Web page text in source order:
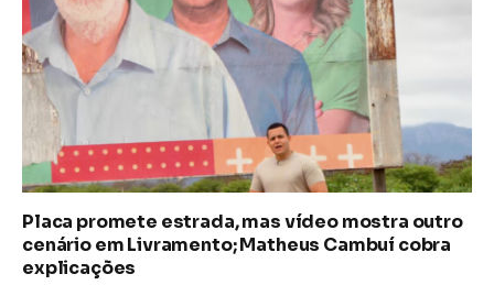
Placa promete estrada, mas vídeo mostra outro
cenário em Livramento; Matheus Cambuí cobra
explicações